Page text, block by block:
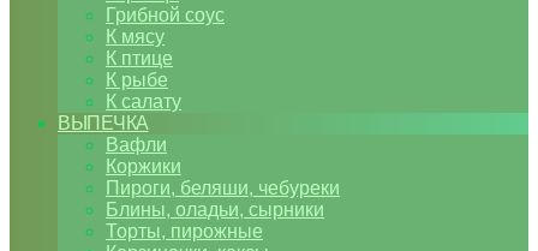
Грибной соус
К мясу
К птице
К рыбе
К салату
ВЫПЕЧКА
Вафли
Коржики
Пироги, беляши, чебуреки
Блины, оладьи, сырники
Торты, пирожные